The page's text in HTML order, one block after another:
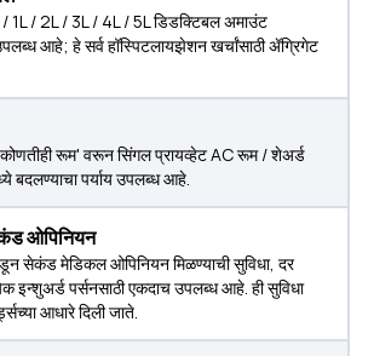
/ 2L / 3L / 4L / 5L डिडक्टिबल अमाउंट
आहे; हे सर्व हॉस्पिटलायझेशन खर्चांसाठी ॲग्रिगेट
रूम' वरून सिंगल प्रायव्हेट AC रूम / शेअर्ड
बदलण्याचा पर्याय उपलब्ध आहे.
ओपिनियन
सेकंड मेडिकल ओपिनियन मिळण्याची सुविधा, दर
इन्शुअर्ड पर्सनसाठी एकदाच उपलब्ध आहे. ही सुविधा
आधारे दिली जाते.